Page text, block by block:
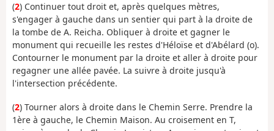
(2) Continuer tout droit et, après quelques mètres,
s'engager à gauche dans un sentier qui part à la droite de
la tombe de A. Reicha. Obliquer à droite et gagner le
monument qui recueille les restes d'Héloïse et d'Abélard (o).
Contourner le monument par la droite et aller à droite pour
regagner une allée pavée. La suivre à droite jusqu'à
l'intersection précédente.
(2) Tourner alors à droite dans le Chemin Serre. Prendre la
1ère à gauche, le Chemin Maison. Au croisement en T,